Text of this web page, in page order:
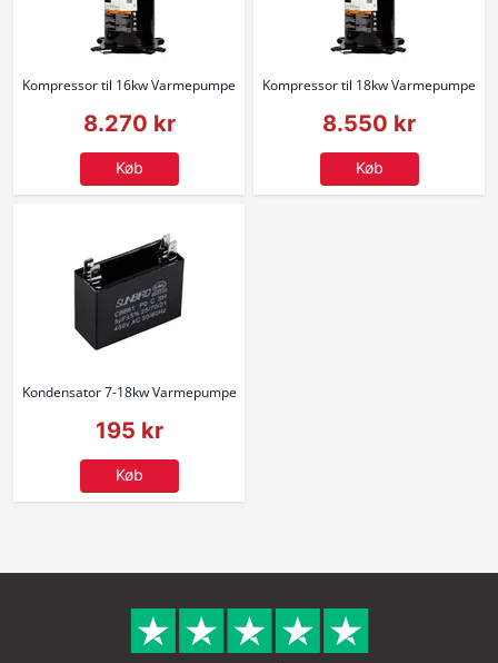
Kompressor til 16kw Varmepumpe
8.270 kr
Køb
Kompressor til 18kw Varmepumpe
8.550 kr
Køb
Kondensator 7-18kw Varmepumpe
195 kr
Køb